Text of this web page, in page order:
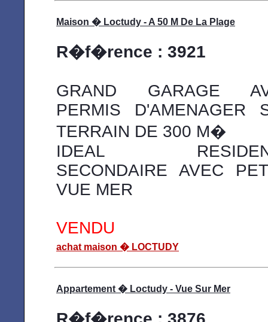
Maison � Loctudy - A 50 M De La Plage
R�f�rence : 3921
GRAND GARAGE
PERMIS D'AMENAGER
TERRAIN DE 300 M�
IDEAL
SECONDAIRE AVEC
VUE MER
VENDU
achat maison � LOCTUDY
Appartement � Loctudy - Vue Sur Mer